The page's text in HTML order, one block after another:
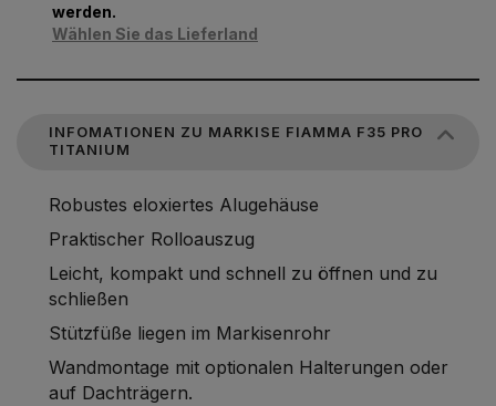
werden.
Wählen Sie das Lieferland
INFOMATIONEN ZU MARKISE FIAMMA F35 PRO
TITANIUM
Robustes eloxiertes Alugehäuse
Praktischer Rolloauszug
Leicht, kompakt und schnell zu öffnen und zu
schließen
Stützfüße liegen im Markisenrohr
Wandmontage mit optionalen Halterungen oder
auf Dachträgern.